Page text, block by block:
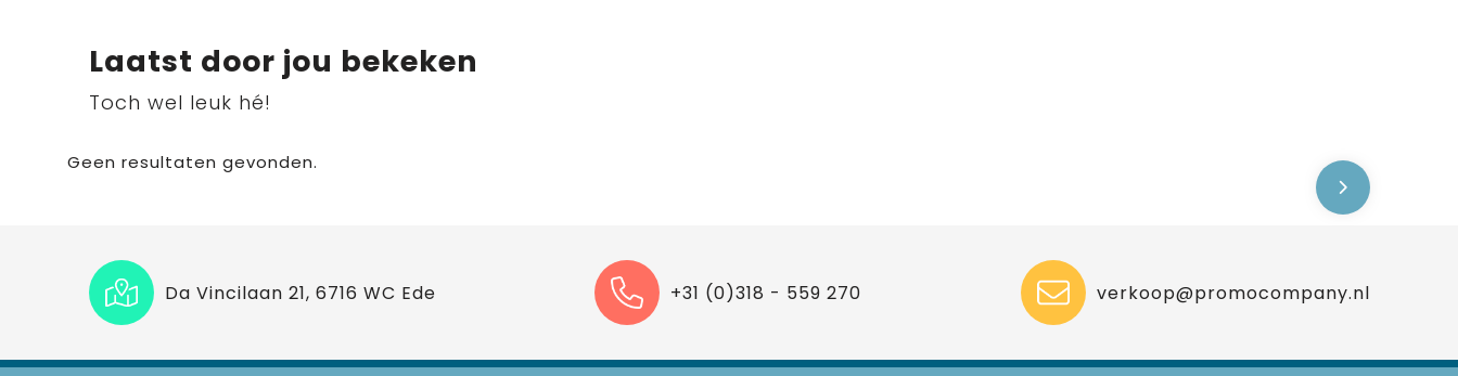
Laatst door jou bekeken
Toch wel leuk hé!
Geen resultaten gevonden.
Da Vincilaan 21, 6716 WC Ede +31 (0)318 - 559 270 verkoop@promocompany.nl